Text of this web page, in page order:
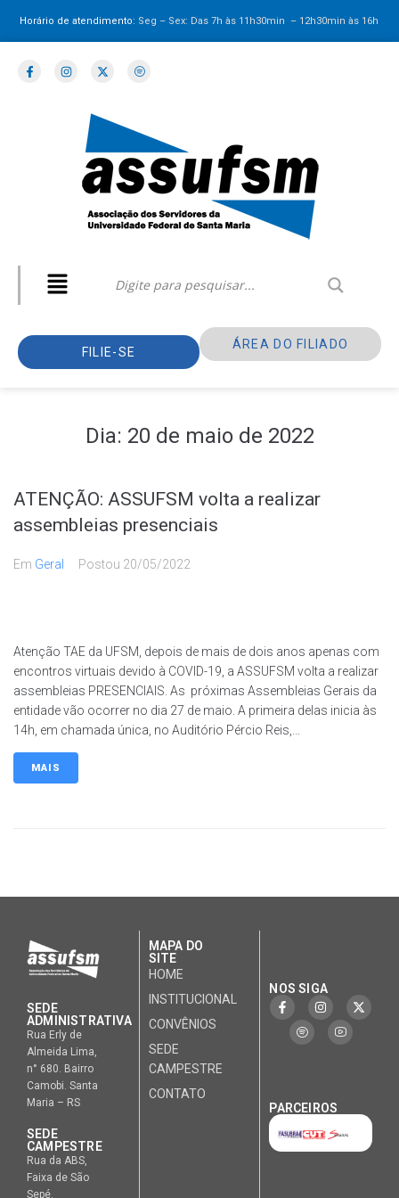
Horário de atendimento: Seg – Sex: Das 7h às 11h30min – 12h30minàs 16h
FILIE-SE
ÁREA DO FILIADO
Dia: 20 de maio de 2022
ATENÇÃO: ASSUFSM volta a realizar
assembleias presenciais
Em Geral Postou 20/05/2022
Atenção TAE da UFSM, depois de mais de dois anos apenas com
encontros virtuais devido à COVID-19, a ASSUFSM volta a realizar
assembleias PRESENCIAIS. As próximas Assembleias Gerais da
entidade vão ocorrer no dia 27 de maio. A primeira delas inicia às
14h, em chamada única, no Auditório Pércio Reis,...
MAIS
SEDE
ADMINISTRATIVA
Rua Erly de
Almeida Lima,
n° 680. Bairro
Camobi. Santa
Maria – RS
SEDE
CAMPESTRE
Rua da ABS,
Faixa de São
Sepé.
MAPA DO
SITE
HOME
INSTITUCIONAL
CONVÊNIOS
SEDE
CAMPESTRE
CONTATO
NOS SIGA
PARCEIROS